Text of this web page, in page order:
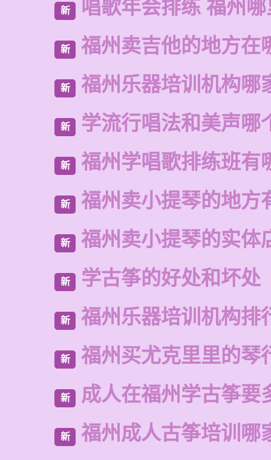
新 唱歌年会排练 福州
新 福州卖吉他的地方在
新 福州乐器培训机构哪
新 学流行唱法和美声哪
新 福州学唱歌排练班有
新 福州卖小提琴的地方
新 福州卖小提琴的实体
新 学古筝的好处和坏处
新 福州乐器培训机构排
新 福州买尤克里里的琴
新 成人在福州学古筝要
新 福州成人古筝培训哪